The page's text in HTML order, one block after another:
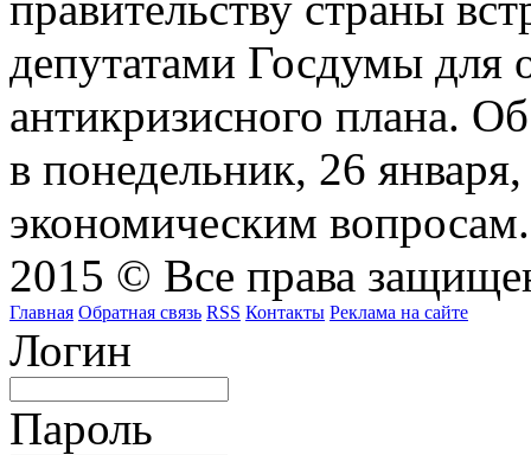
депутатами Госдумы для
антикризисного плана. Об
в понедельник, 26
экономическим вопросам.
2015 © Все права
Главная Обратная связь RSS Контакты Реклама на сайте
Логин
Пароль